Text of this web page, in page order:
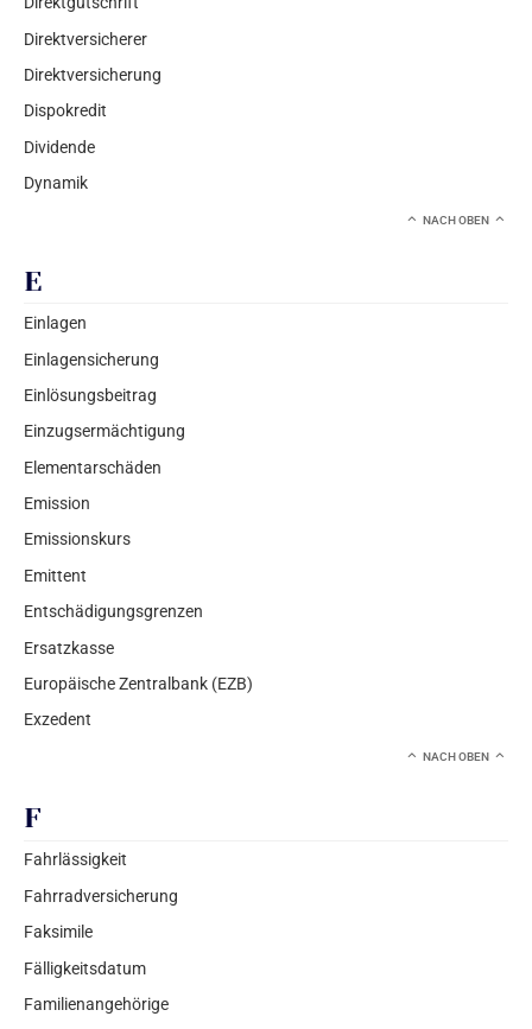
Direktversicherer
Direktversicherung
Dispokredit
Dividende
Dynamik
NACH OBEN
E
Einlagen
Einlagensicherung
Einlösungsbeitrag
Einzugsermächtigung
Elementarschäden
Emission
Emissionskurs
Emittent
Entschädigungsgrenzen
Ersatzkasse
Europäische Zentralbank (EZB)
Exzedent
NACH OBEN
F
Fahrlässigkeit
Fahrradversicherung
Faksimile
Fälligkeitsdatum
Familienangehörige